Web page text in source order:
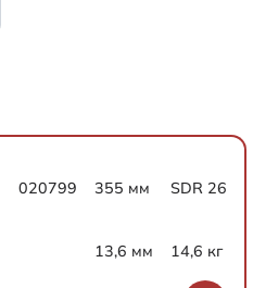
020799 355 мм SDR 26
13,6 мм 14,6 кг